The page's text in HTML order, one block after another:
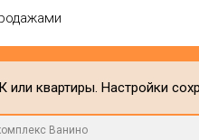
квартиры. Настройки
Ванино